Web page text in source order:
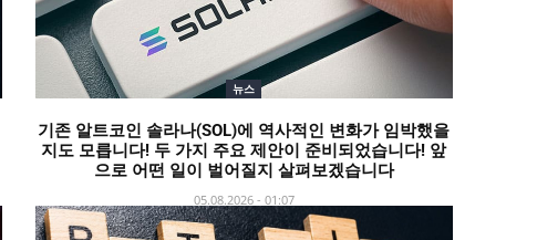
뉴스
기존 알트코인 솔라나(SOL)에 역사적인 변화가 임박했을
지도 모릅니다! 두 가지 주요 제안이 준비되었습니다! 앞
으로 어떤 일이 벌어질지 살펴보겠습니다
05.08.2026 - 01:07